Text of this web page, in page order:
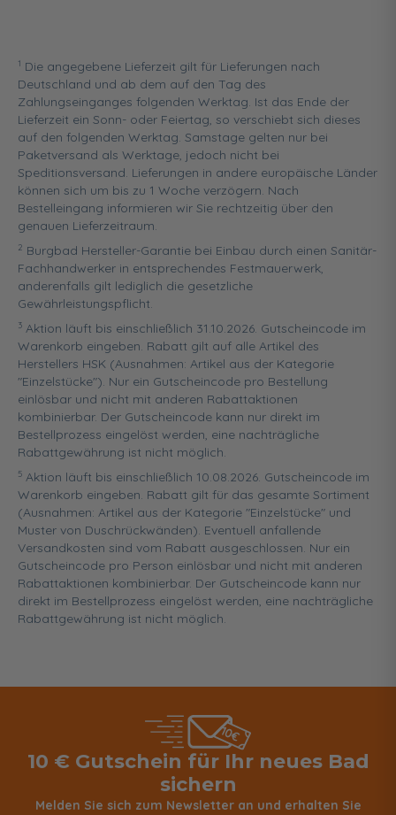
1 Die angegebene Lieferzeit gilt für Lieferungen nach
Deutschland und ab dem auf den Tag des
Zahlungseinganges folgenden Werktag. Ist das Ende der
Lieferzeit ein Sonn- oder Feiertag, so verschiebt sich dieses
auf den folgenden Werktag. Samstage gelten nur bei
Paketversand als Werktage, jedoch nicht bei
Speditionsversand. Lieferungen in andere europäische Länder
können sich um bis zu 1 Woche verzögern. Nach
Bestelleingang informieren wir Sie rechtzeitig über den
genauen Lieferzeitraum.
2 Burgbad Hersteller-Garantie bei Einbau durch einen Sanitär-
Fachhandwerker in entsprechendes Festmauerwerk,
anderenfalls gilt lediglich die gesetzliche
Gewährleistungspflicht.
3 Aktion läuft bis einschließlich 31.10.2026. Gutscheincode im
Warenkorb eingeben. Rabatt gilt auf alle Artikel des
Herstellers HSK (Ausnahmen: Artikel aus der Kategorie
"Einzelstücke"). Nur ein Gutscheincode pro Bestellung
einlösbar und nicht mit anderen Rabattaktionen
kombinierbar. Der Gutscheincode kann nur direkt im
Bestellprozess eingelöst werden, eine nachträgliche
Rabattgewährung ist nicht möglich.
5 Aktion läuft bis einschließlich 10.08.2026. Gutscheincode im
Warenkorb eingeben. Rabatt gilt für das gesamte Sortiment
(Ausnahmen: Artikel aus der Kategorie "Einzelstücke" und
Muster von Duschrückwänden). Eventuell anfallende
Versandkosten sind vom Rabatt ausgeschlossen. Nur ein
Gutscheincode pro Person einlösbar und nicht mit anderen
Rabattaktionen kombinierbar. Der Gutscheincode kann nur
direkt im Bestellprozess eingelöst werden, eine nachträgliche
Rabattgewährung ist nicht möglich.
10 € Gutschein für Ihr neues Bad
sichern
Melden Sie sich zum Newsletter an und erhalten Sie